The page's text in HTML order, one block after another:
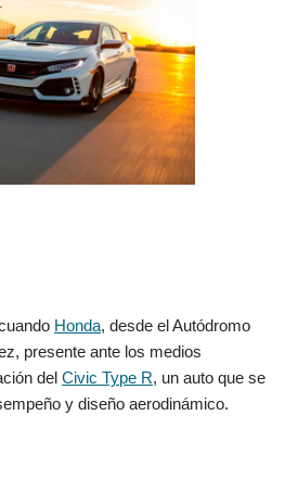
Honda, desde el Autódromo
presente ante los medios
del Civic Type R, un auto que se
y diseño aerodinámico.